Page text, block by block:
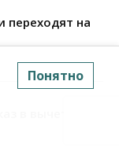
переходят на
в вычете по
Понятно